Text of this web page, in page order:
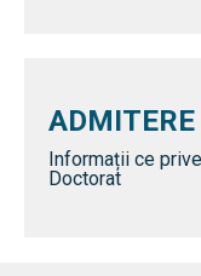
ADMITERE
Informații ce
Doctorat